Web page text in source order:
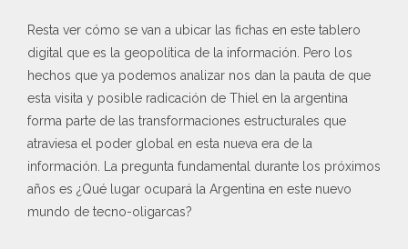
Resta ver cómo se van a ubicar las fichas en este tablero
digital que es la geopolítica de la información. Pero los
hechos que ya podemos analizar nos dan la pauta de que
esta visita y posible radicación de Thiel en la argentina
forma parte de las transformaciones estructurales que
atraviesa el poder global en esta nueva era de la
información. La pregunta fundamental durante los próximos
años es ¿Qué lugar ocupará la Argentina en este nuevo
mundo de tecno-oligarcas?